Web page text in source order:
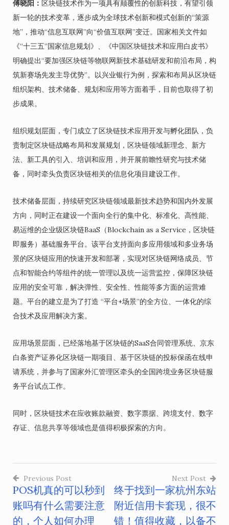
傅晓阳： 区块链技术作为一项具有颠覆性的创新科技，有望引领
新一轮的技术变革，逐步成为全球技术创新和模式创新的“策源
地”，推动“信息互联网”向“价值互联网”变迁。国家相关文件如
《“十三五”国家信息规划》、《中国区块链技术和应用白皮书》
明确提出“要加强区块链等物联网新技术基础研发和前沿布局，构
筑新赛场先发主导优势”。以兴业银行为例，探索和布局从区块链
组织架构、技术储备、规划和应用等方面着手，目前也取得了初
步成果。
组织规划层面，专门成立了区块链技术应用开发与孵化团队，负
责制定区块链战略布局和发展规划，区块链领域新理念、新方
法、新工具的引入、培训和应用，并开展前瞻性研究与技术储
备，同时牵头负责区块链相关的信息化项目建设工作。
技术储备层面，持续研究区块链领域最新技术趋势和国内外发展
方向，同时正在建设一个面向全行的集中化、标准化、高性能、
易运维的企业级区块链BaaS（Blockchain as a Service，区块链
即服务）基础服务平台。该平台支持面向多应用领域和多业务场
景的区块链应用的快速开发和部署，实现对区块链网络成员、节
点和智能合约等组件的统一管理以及统一运营监控，保障区块链
应用的安全可靠，解决弹性、安全性、性能等多方面的运营难
题。平台的建立是为了打造 “平台+场景”的全方位、一体化的综
合技术及应用解决方案。
应用场景层面，已经落地基于区块链的SaaS合同管理系统、京东
白条资产证券化区块链一期项目、基于区块链的投标保函在线申
请系统，并参与了国家外汇管理区牵头的全国跨境业务区块链服
务平台试点工作。
同时，区块链技术在应收账款融资、数字票据、跨境支付、数字
存证、信息共享等领域也是值得积极探索的方向。
文
章
Previous Post
POS机真的可以秒到
账吗有什么需要注意
的，个人如何办理
Next Post
终于找到一家杭州东站
附近信用卡套现，很不
错！值得收藏，以备不